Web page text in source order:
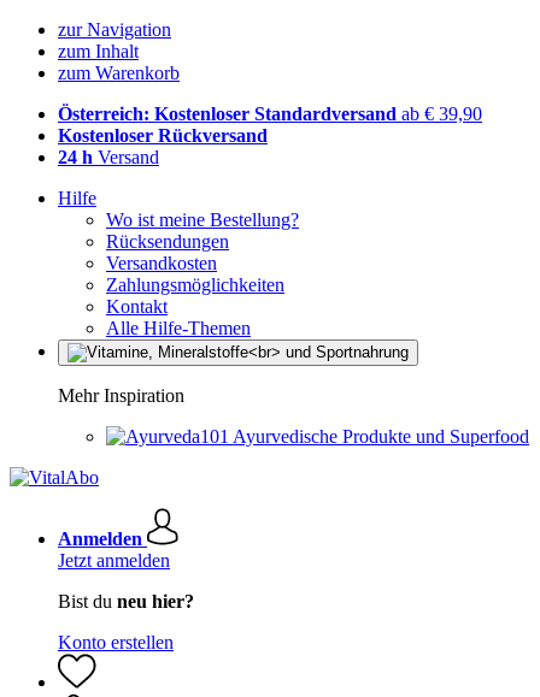
zur Navigation
zum Inhalt
zum Warenkorb
Österreich: Kostenloser Standardversand ab € 39,90
Kostenloser Rückversand
24 h Versand
Hilfe
Wo ist meine Bestellung?
Rücksendungen
Versandkosten
Zahlungsmöglichkeiten
Kontakt
Alle Hilfe-Themen
Mehr Inspiration
Ayurvedische Produkte und Superfood
Anmelden
Jetzt anmelden
Bist du neu hier?
Konto erstellen